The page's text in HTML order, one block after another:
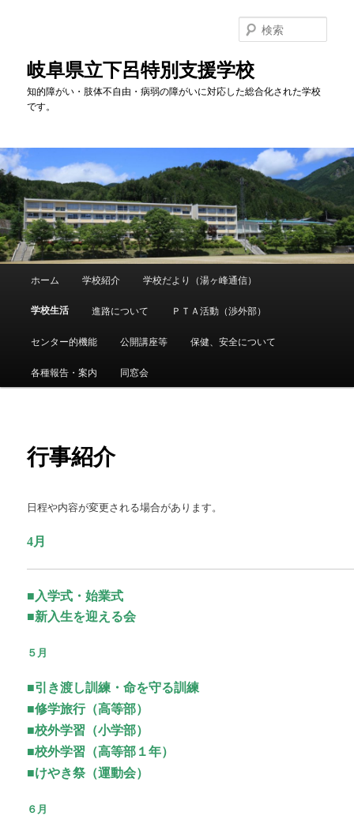
岐阜県立下呂特別支援学校
知的障がい・肢体不自由・病弱の障がいに対応した総合化された学校
です。
索
メ
イ
ン
コ
テ
へ
移
動
ホーム 学校紹介 学校だより（湯ヶ峰通信）
学校生活 進路について ＰＴＡ活動（渉外部）
センター的機能 公開講座等 保健、安全について
各種報告・案内 同窓会
行事紹介
日程や内容が変更される場合があります。
4月
■入学式・始業式
■新入生を迎える会
５月
■引き渡し訓練・命を守る訓練
■修学旅行（高等部）
■校外学習（小学部）
■校外学習（高等部１年）
■けやき祭（運動会）
６月